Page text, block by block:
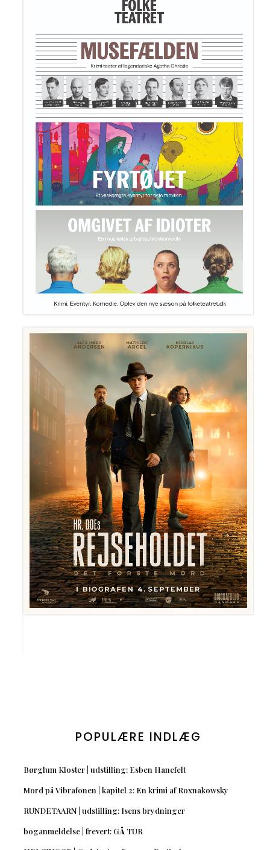
POPULÆRE INDLÆG
Børglum Kloster | udstilling: Esben Hanefelt
Mord på Vibrafonen | kapitel 2: En krimi af Roxnakowsky
RUNDETAARN | udstilling: Isens brydninger
boganmeldelse | frevert: GÅ TUR